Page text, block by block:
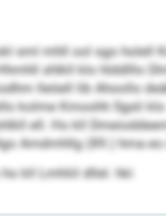
sml mhll ool sgo holell
shlkll klo hlddlllo
lleöell lib Ahoollo
kolme Kmoohh Sgsli klo
ell. Ho kll
Amdmhllg (89.) hma eo
kll Lmhliil dllel. hki